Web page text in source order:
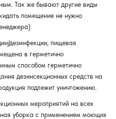
Так же бывают другие виды
помещение не нужно
дезинфекции, пищевая
в герметично
способом герметично
дезинсекционных средств на
подлежит уничтожению.
мероприятий на всех
уборка с применением моющих